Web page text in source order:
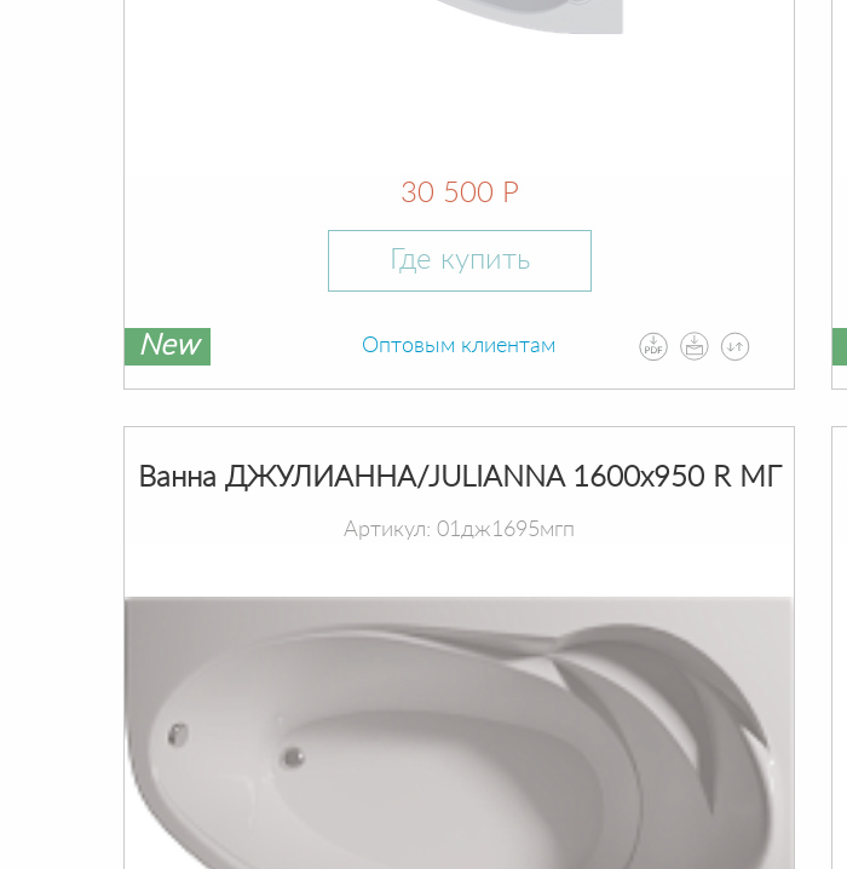
30 500 Р
Где купить
New Оптовым клиентам
Ванна ДЖУЛИАННА/JULIANNA 1600х950 R МГ
Артикул: 01дж1695мгп